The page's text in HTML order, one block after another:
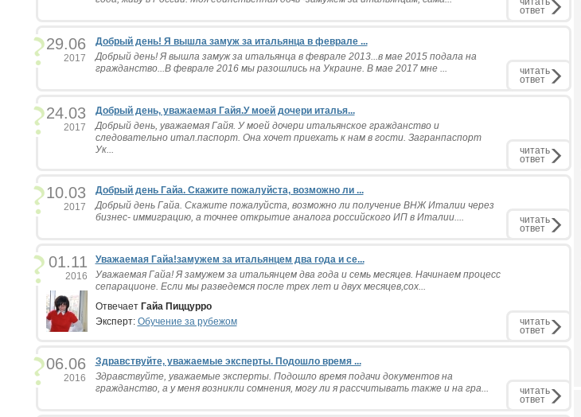
ответ
29.06
2017
Добрый день! Я вышла замуж за итальянца в феврале ...
Добрый день! Я вышла замуж за итальянца в феврале 2013...в мае 2015 подала на
гражданство...В феврале 2016 мы разошлись на Украине. В мае 2017 мне ...
читать
ответ
24.03
2017
Добрый день, уважаемая Гайя.У моей дочери италья...
Добрый день, уважаемая Гайя. У моей дочери итальянское гражданство и
следовательно итал.паспорт. Она хочет приехать к нам в гости. Загранпаспорт
Ук...
читать
ответ
10.03
2017
Добрый день Гайа. Скажите пожалуйста, возможно ли ...
Добрый день Гайа. Скажите пожалуйста, возможно ли получение ВНЖ Италии через
бизнес- иммиграцию, а точнее открытие аналога российского ИП в Италии....
читать
ответ
01.11
2016
Уважаемая Гайа!замужем за итальянцем два года и се...
Уважаемая Гайа! Я замужем за итальянцем два года и семь месяцев. Начинаем процесс
сепарационе. Если мы разведемся после трех лет и двух месяцев,сох...
Отвечает Гайа Пиццурро
Эксперт: Обучение за рубежом читать
ответ
06.06
2016
Здравствуйте, уважаемые эксперты. Подошло время ...
Здравствуйте, уважаемые эксперты. Подошло время подачи документов на
гражданство, а у меня возникли сомнения, могу ли я рассчитывать также и на гра...
читать
ответ